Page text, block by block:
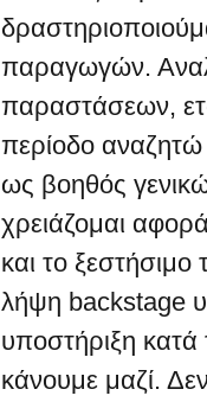
παραγωγών.
παραστάσεων,
περίοδο
ως βοηθός
χρειάζομαι
και το
λήψη backstage
υποστήριξη
κάνουμε μαζί.